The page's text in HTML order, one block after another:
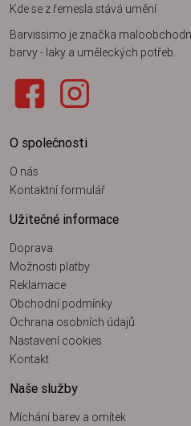
Kde se z řemesla stává umění
Barvissimo je značka
barvy - laky a uměleckých potřeb.
O společnosti
O nás
Kontaktní formulář
Užitečné informace
Doprava
Možnosti platby
Reklamace
Obchodní podmínky
Ochrana osobních údajů
Nastavení cookies
Kontakt
Naše služby
Míchání barev a omítek